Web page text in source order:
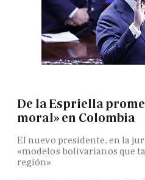
De la Espriella
moral» en Colombia
El nuevo presidente, en la
«modelos bolivarianos que
región»